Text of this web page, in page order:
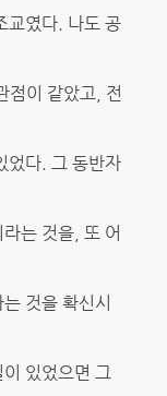
교였다. 나도 공
점이 같았고, 전
었다. 그 동반자
는 것을, 또 어
것을 확신시
있었으면 그